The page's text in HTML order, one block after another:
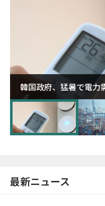
韓国政府、猛暑で電力
に需給対応体制を点検
最新ニュース